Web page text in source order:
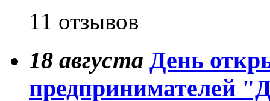
11 отзывов
18 августа День
предпринимателей